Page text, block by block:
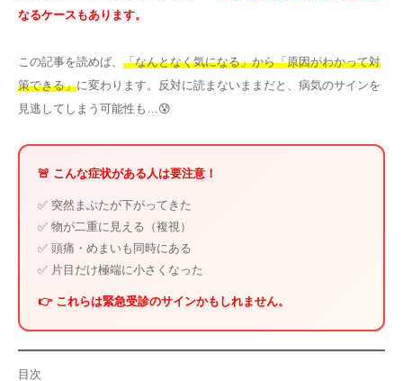
なるケースもあります。
この記事を読めば、 「なんとなく気になる」から「原因がわかって対
策できる」に変わります。反対に読まないままだと、病気のサインを
見逃してしまう可能性も…😰
🚨 こんな症状がある人は要注意！
✅ 突然まぶたが下がってきた
✅ 物が二重に見える（複視）
✅ 頭痛・めまいも同時にある
✅ 片目だけ極端に小さくなった
👉 これらは緊急受診のサインかもしれません。
目次